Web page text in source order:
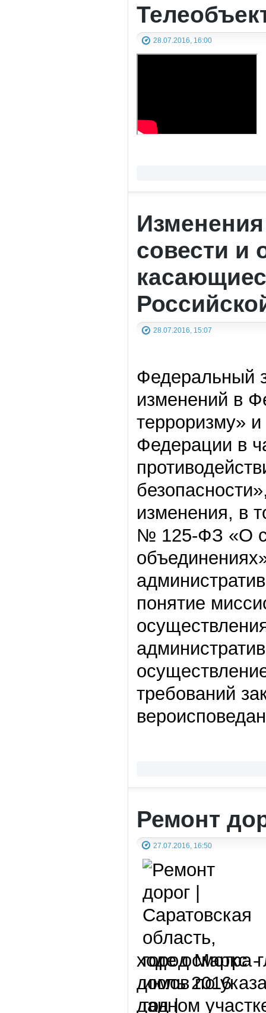
28.07.2016, 16:00
совести и
28.07.2016, 15:07
Федеральный
изменений в
терроризму»
Федерации в
изменения, в
№ 125-ФЗ «О
понятие
требований
Ремонт
27.07.2016, 16:50
ходе осмотра
домов по
данном